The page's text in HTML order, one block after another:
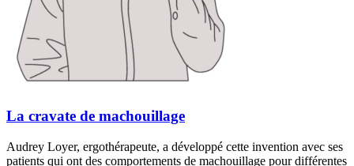
La cravate de machouillage
Audrey Loyer, ergothérapeute, a développé cette invention avec ses
patients qui ont des comportements de machouillage pour différentes